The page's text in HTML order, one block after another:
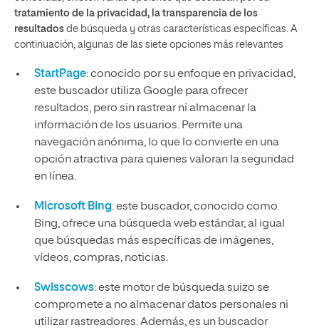
tratamiento de la privacidad, la transparencia de los
resultados de búsqueda y otras características específicas. A
continuación, algunas de las siete opciones más relevantes
StartPage: conocido por su enfoque en privacidad,
este buscador utiliza Google para ofrecer
resultados, pero sin rastrear ni almacenar la
información de los usuarios. Permite una
navegación anónima, lo que lo convierte en una
opción atractiva para quienes valoran la seguridad
en línea.
Microsoft Bing: este buscador, conocido como
Bing, ofrece una búsqueda web estándar, al igual
que búsquedas más específicas de imágenes,
vídeos, compras, noticias.
Swisscows: este motor de búsqueda suizo se
compromete a no almacenar datos personales ni
utilizar rastreadores. Además, es un buscador